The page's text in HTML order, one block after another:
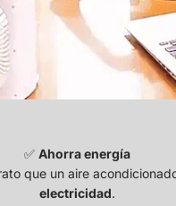
✅ Ahorra energía
que un aire
electricidad.